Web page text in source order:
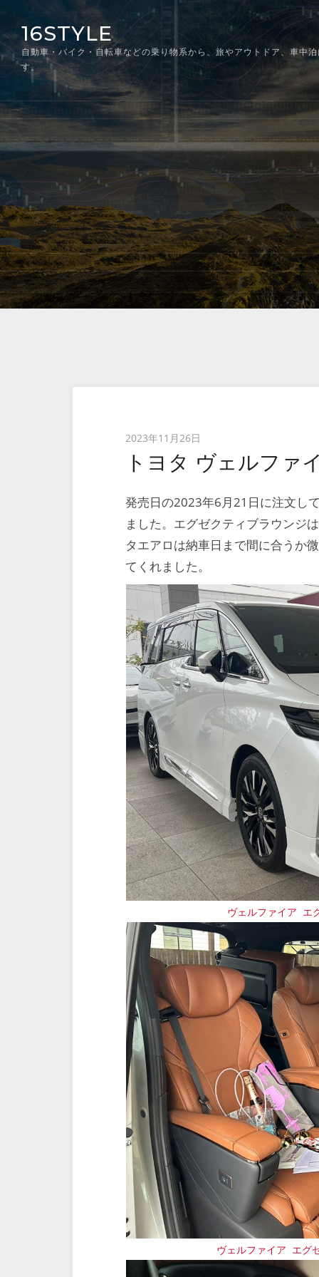
to
content
16STYLE
自動車・バイク・自転車などの乗り物系から、旅やアウトドア、車中
す。
Posted
on
2023年11月26日
トヨタ ヴェルファ
発売日の2023年6月21日に注文し
ました。エグゼクティブラウンジ
タエアロは納車日まで間に合うか
てくれました。
ヴェルファイア エ
ヴェルファイア エグ